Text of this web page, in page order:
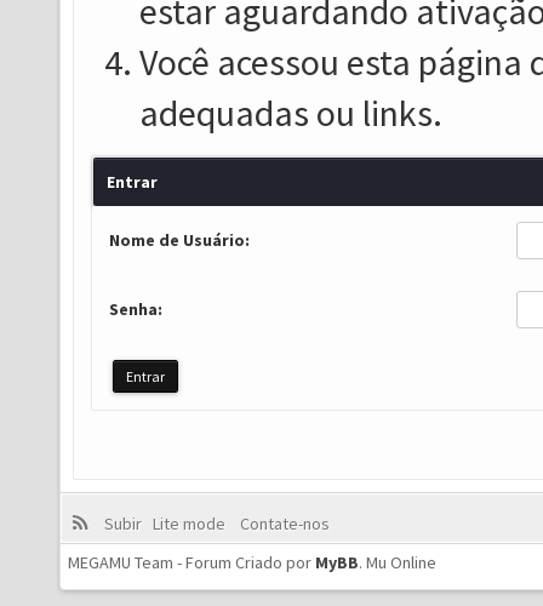
estar aguardando
Você acessou esta
adequadas ou links.
Entrar
Nome de Usuário:
Senha:
Subir Lite mode
Contate-nos
MEGAMU Team - Forum Criado por MyBB. Mu Online